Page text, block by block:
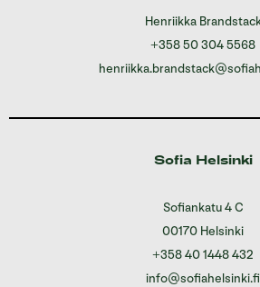
Henriikka
+358 50 304 5568
Sofia Helsinki
Sofiankatu 4 C
00170 Helsinki
+358 40 1448 432
info@sofiahelsinki.fi